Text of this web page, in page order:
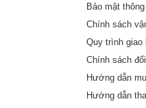
Bảo mật
Chính sách
Quy trình giao
Chính sách
Hướng dẫn
Hướng dẫn